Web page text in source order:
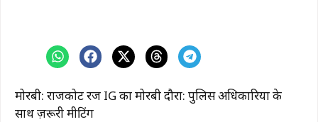
मोरबी: राजकोट रेंज IG का मोरबी दौरा: पुलिस अधिकारियों के
साथ ज़रूरी मीटिंग